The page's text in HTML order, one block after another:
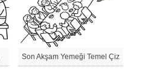
Son Akşam Yemeği Temel Çiz